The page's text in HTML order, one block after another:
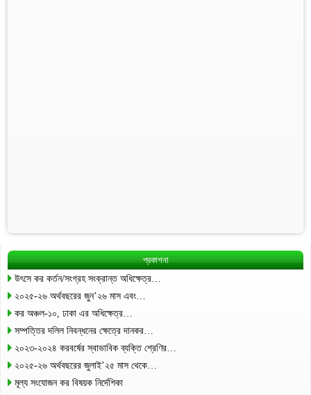
প্রকাশনা
উৎসে কর কর্তন/সংগ্রহ সংক্রান্ত অধিক্ষেত্র…
২০২৫-২৬ অর্থবছরের জুন’২৬ মাস এবং…
কর অঞ্চল-১০, ঢাকা এর অধিক্ষেত্র…
সম্পত্তির দলিল নিবন্ধনের ক্ষেত্রে দানকর…
২০২৩-২০২৪ করবর্ষের স্বাভাবিক ব্যক্তি শ্রেণির…
২০২৫-২৬ অর্থবছরের জুলাই’২৫ মাস থেকে…
মূল্য সংযোজন কর বিষয়ক নির্দেশিকা